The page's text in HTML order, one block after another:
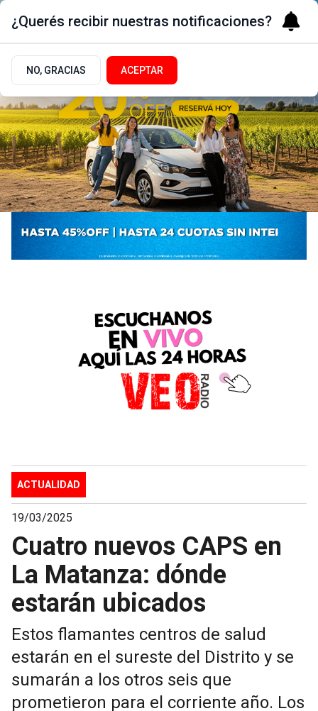
ACTUALIDAD
19/03/2025
Cuatro nuevos CAPS en
La Matanza: dónde
estarán ubicados
Estos flamantes centros de salud
estarán en el sureste del Distrito y se
sumarán a los otros seis que
prometieron para el corriente año. Los
¿Querés recibir nuestras notificaciones?
NO, GRACIAS ACEPTAR